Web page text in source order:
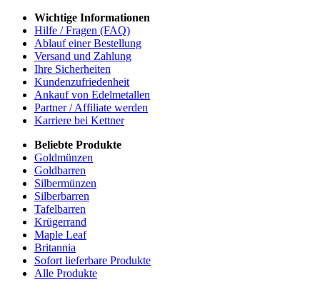
Wichtige Informationen
Hilfe / Fragen (FAQ)
Ablauf einer Bestellung
Versand und Zahlung
Ihre Sicherheiten
Kundenzufriedenheit
Ankauf von Edelmetallen
Partner / Affiliate werden
Karriere bei Kettner
Beliebte Produkte
Goldmünzen
Goldbarren
Silbermünzen
Silberbarren
Tafelbarren
Krügerrand
Maple Leaf
Britannia
Sofort lieferbare Produkte
Alle Produkte